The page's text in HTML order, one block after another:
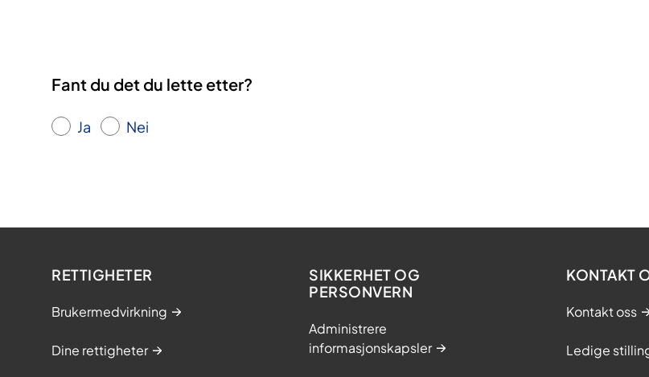
Fant du det du lette etter?
Ja Nei
RETTIGHETER
Brukermedvirkning
Dine rettigheter
SIKKERHET OG
PERSONVERN
Administrere
informasjonskapsler
KONTAKT
Kontakt oss
Ledige